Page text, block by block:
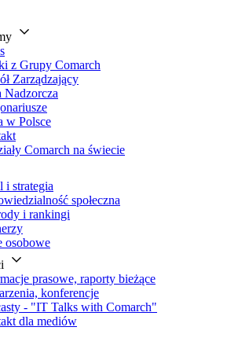
z Grupy Comarch
Zarządzający
Nadzorcza
w Polsce
Comarch na świecie
i strategia
społeczna
i rankingi
osobowe
prasowe, raporty bieżące
konferencje
- "IT Talks with Comarch"
dla mediów